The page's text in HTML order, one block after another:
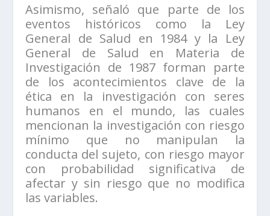
Asimismo, señaló que parte de los
eventos históricos como la Ley
General de Salud en 1984 y la Ley
General de Salud en Materia de
Investigación de 1987 forman parte
de los acontecimientos clave de la
ética en la investigación con seres
humanos en el mundo, las cuales
mencionan la investigación con riesgo
mínimo que no manipulan la
conducta del sujeto, con riesgo mayor
con probabilidad significativa de
afectar y sin riesgo que no modifica
las variables.